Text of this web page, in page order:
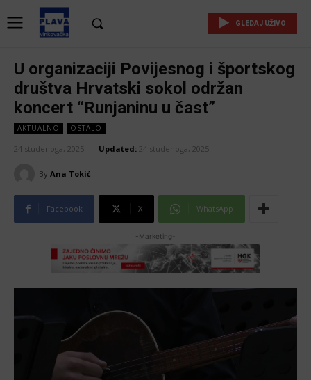
GLEDAJ UŽIVO
U organizaciji Povijesnog i športskog
društva Hrvatski sokol održan
koncert “Runjaninu u čast”
AKTUALNO OSTALO
24 studenoga, 2025 Updated: 24 studenoga, 2025
By Ana Tokić
Facebook X WhatsApp
-Marketing-